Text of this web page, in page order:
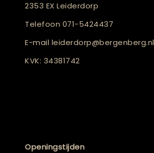
2353 EX Leiderdorp
Telefoon 071-5424437
E-mail leiderdorp@bergenberg.nl
KVK: 34381742
Openingstijden